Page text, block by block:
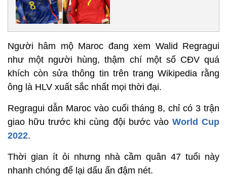
Người hâm mộ Maroc đang xem Walid Regragui
như một người hùng, thậm chí một số CĐV quá
khích còn sửa thông tin trên trang Wikipedia rằng
ông là HLV xuất sắc nhất mọi thời đại.
Regragui dẫn Maroc vào cuối tháng 8, chỉ có 3 trận
giao hữu trước khi cùng đội bước vào World Cup
2022.
Thời gian ít ỏi nhưng nhà cầm quân 47 tuổi này
nhanh chóng để lại dấu ấn đậm nét.